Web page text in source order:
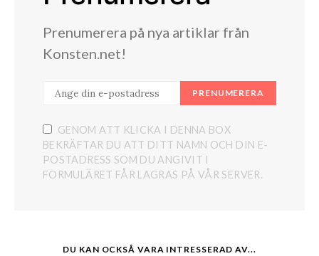
Prenumerera på nya artiklar från
Konsten.net!
PRENUMERERA
GENOM ATT KLICKA I DENNA BOX
BEKRÄFTAR DU ATT DITT NAMN OCH DIN E-
POSTADRESS SOM DU ANGIVIT I
FORMULÄRET FÅR LAGRAS PÅ VÅR SERVER.
DU KAN OCKSÅ VARA INTRESSERAD AV...